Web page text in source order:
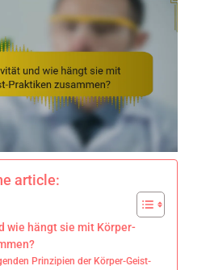
article:
wie hängt sie mit Körper-
Prinzipien der Körper-Geist-